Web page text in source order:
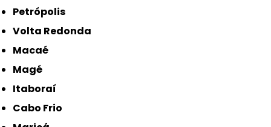
Petrópolis
Volta Redonda
Macaé
Magé
Itaboraí
Cabo Frio